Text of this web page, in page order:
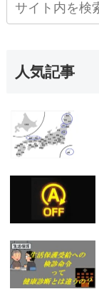
人気記事